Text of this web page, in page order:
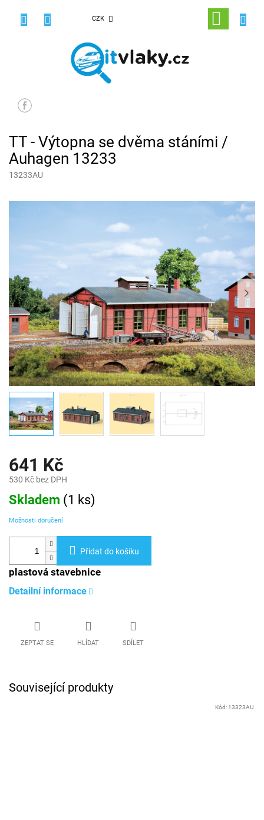
CZK
NÁKUPNÍ
KOŠÍK
TT - Výtopna se dvěma stáními /
Auhagen 13233
13233AU
641 Kč
530 Kč bez DPH
Měrná
cena:
Skladem (1 ks)
Možnosti doručení
Přidat do košíku
plastová stavebnice
Detailní informace
ZEPTAT SE HLÍDAT SDÍLET
Související produkty
Kód: 13323AU